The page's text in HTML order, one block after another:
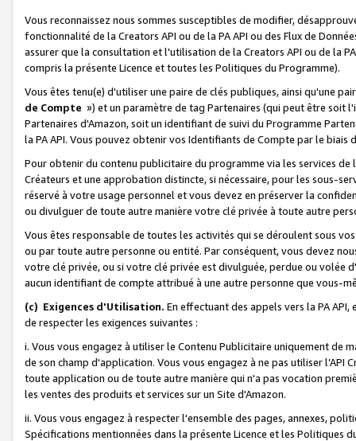
Vous reconnaissez nous sommes susceptibles de modifier,
fonctionnalité de la Creators API ou de la PA API ou des Flux de
assurer que la consultation et l'utilisation de la Creators API ou de la
compris la présente Licence et toutes les Politiques du Programme).
Vous êtes tenu(e) d'utiliser une paire de clés publiques, ainsi qu'une
de Compte ») et un paramètre de tag Partenaires (qui peut être soit
Partenaires d'Amazon, soit un identifiant de suivi du Programme
la PA API. Vous pouvez obtenir vos Identifiants de Compte par le biais
Pour obtenir du contenu publicitaire du programme via les services
Créateurs et une approbation distincte, si nécessaire, pour les sous-
réservé à votre usage personnel et vous devez en préserver la
ou divulguer de toute autre manière votre clé privée à toute autre
Vous êtes responsable de toutes les activités qui se déroulent sous
ou par toute autre personne ou entité. Par conséquent, vous devez
votre clé privée, ou si votre clé privée est divulguée, perdue ou volée
aucun identifiant de compte attribué à une autre personne que vous-
(c) Exigences d'Utilisation. En effectuant des appels vers la PA
de respecter les exigences suivantes :
i. Vous vous engagez à utiliser le Contenu Publicitaire uniquement de
de son champ d'application. Vous vous engagez à ne pas utiliser l’API
toute application ou de toute autre manière qui n'a pas vocation
les ventes des produits et services sur un Site d'Amazon.
ii. Vous vous engagez à respecter l'ensemble des pages, annexes,
Spécifications mentionnées dans la présente Licence et les Politiques